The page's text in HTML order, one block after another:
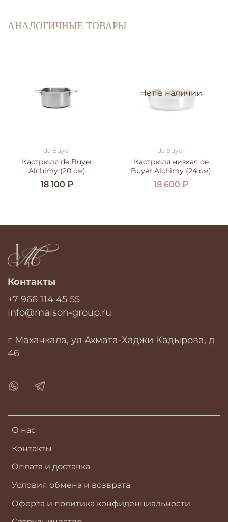
АНАЛОГИЧНЫЕ ТОВАРЫ
de Buyer
Кастрюля de Buyer
Alchimy (20 cм)
18 100 ₽
Нет в наличии
de Buyer
Кастрюля низкая de
Buyer Alchimy (24 cм)
18 600 ₽
О нас
Контакты
Оплата и доставка
Условия обмена и возврата
Оферта и политика конфиденциальности
Контакты
+7 966 114 45 55
info@maison-group.ru
г Махачкала, ул Ахмата-Хаджи Кадырова, д
46